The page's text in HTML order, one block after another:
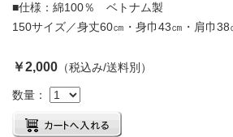
■仕様：綿100％ ベトナム製
150サイズ／身丈60㎝・身巾43㎝・肩巾38
￥2,000 （税込み/送料別）
数量：